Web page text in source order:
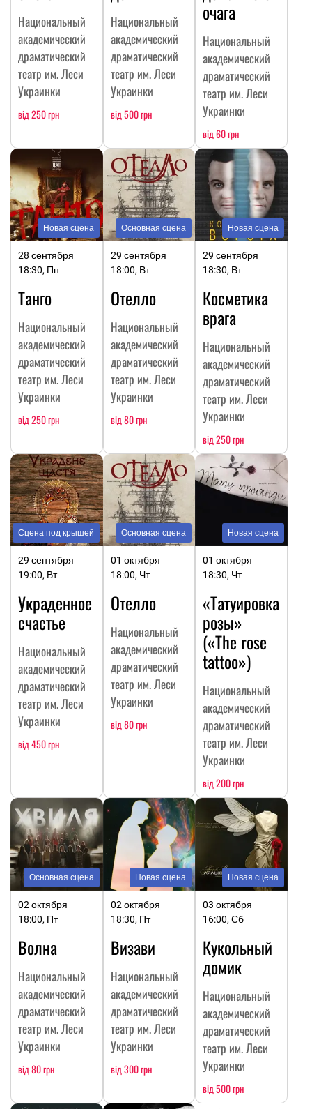
Национальный
академический
драматический
театр им. Леси
Украинки
від 250 грн
Национальный
академический
драматический
театр им. Леси
Украинки
від 500 грн
очага
Национальный
академический
драматический
театр им. Леси
Украинки
від 60 грн
Новая сцена
28 сентября
18:30, Пн
Танго
Национальный
академический
драматический
театр им. Леси
Украинки
від 250 грн
Основная сцена
29 сентября
18:00, Вт
Отелло
Национальный
академический
драматический
театр им. Леси
Украинки
від 80 грн
Новая сцена
29 сентября
18:30, Вт
Косметика
врага
Национальный
академический
драматический
театр им. Леси
Украинки
від 250 грн
Сцена под крышей
29 сентября
19:00, Вт
Украденное
счастье
Национальный
академический
драматический
театр им. Леси
Украинки
від 450 грн
Основная сцена
01 октября
18:00, Чт
Отелло
Национальный
академический
драматический
театр им. Леси
Украинки
від 80 грн
Новая сцена
01 октября
18:30, Чт
«Татуировка
розы»
(«The rose
tattoo»)
Национальный
академический
драматический
театр им. Леси
Украинки
від 200 грн
Основная сцена
02 октября
18:00, Пт
Волна
Национальный
академический
драматический
театр им. Леси
Украинки
від 80 грн
Новая сцена
02 октября
18:30, Пт
Визави
Национальный
академический
драматический
театр им. Леси
Украинки
від 300 грн
Новая сцена
03 октября
16:00, Сб
Кукольный
домик
Национальный
академический
драматический
театр им. Леси
Украинки
від 500 грн